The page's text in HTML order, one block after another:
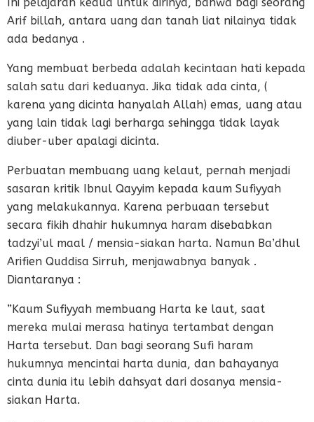
Ini pelajaran kedua untuk dirinya, bahwa bagi seorang
Arif billah, antara uang dan tanah liat nilainya tidak
ada bedanya .
Yang membuat berbeda adalah kecintaan hati kepada
salah satu dari keduanya. Jika tidak ada cinta, (
karena yang dicinta hanyalah Allah) emas, uang atau
yang lain tidak lagi berharga sehingga tidak layak
diuber-uber apalagi dicinta.
Perbuatan membuang uang kelaut, pernah menjadi
sasaran kritik Ibnul Qayyim kepada kaum Sufiyyah
yang melakukannya. Karena perbuaan tersebut
secara fikih dhahir hukumnya haram disebabkan
tadzyi’ul maal / mensia-siakan harta. Namun Ba’dhul
Arifien Quddisa Sirruh, menjawabnya banyak .
Diantaranya :
”Kaum Sufiyyah membuang Harta ke laut, saat
mereka mulai merasa hatinya tertambat dengan
Harta tersebut. Dan bagi seorang Sufi haram
hukumnya mencintai harta dunia, dan bahayanya
cinta dunia itu lebih dahsyat dari dosanya mensia-
siakan Harta.